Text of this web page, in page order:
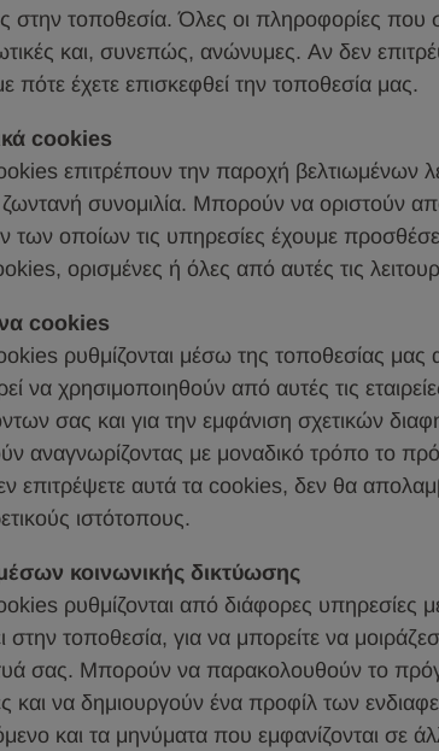
στην τοποθεσία. Όλες οι πληροφορίες που
και, συνεπώς, ανώνυμες. Αν δεν
πότε έχετε επισκεφθεί την τοποθεσία μας.
cookies
επιτρέπουν την παροχή βελτιωμένων
ζωντανή συνομιλία. Μπορούν να οριστούν
των οποίων τις υπηρεσίες έχουμε
ορισμένες ή όλες από αυτές τις
cookies
ρυθμίζονται μέσω της τοποθεσίας μας
να χρησιμοποιηθούν από αυτές τις
σας και για την εμφάνιση σχετικών
αναγνωρίζοντας με μοναδικό τρόπο το
επιτρέψετε αυτά τα cookies, δεν θα
ιστότοπους.
κοινωνικής δικτύωσης
ρυθμίζονται από διάφορες υπηρεσίες
στην τοποθεσία, για να μπορείτε να
σας. Μπορούν να παρακολουθούν το
και να δημιουργούν ένα προφίλ των
και τα μηνύματα που εμφανίζονται σε